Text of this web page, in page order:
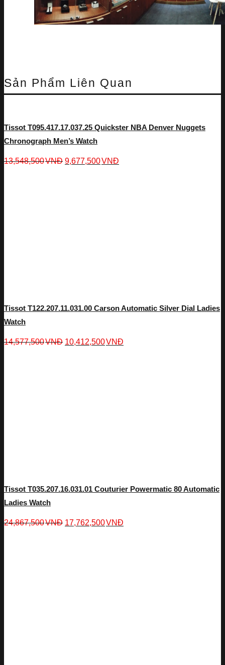
Sản Phẩm Liên Quan
Tissot T095.417.17.037.25 Quickster NBA Denver Nuggets
Chronograph Men’s Watch
13,548,500VNĐ 9,677,500VNĐ
Tissot T122.207.11.031.00 Carson Automatic Silver Dial Ladies
Watch
14,577,500VNĐ 10,412,500VNĐ
Tissot T035.207.16.031.01 Couturier Powermatic 80 Automatic
Ladies Watch
24,867,500VNĐ 17,762,500VNĐ